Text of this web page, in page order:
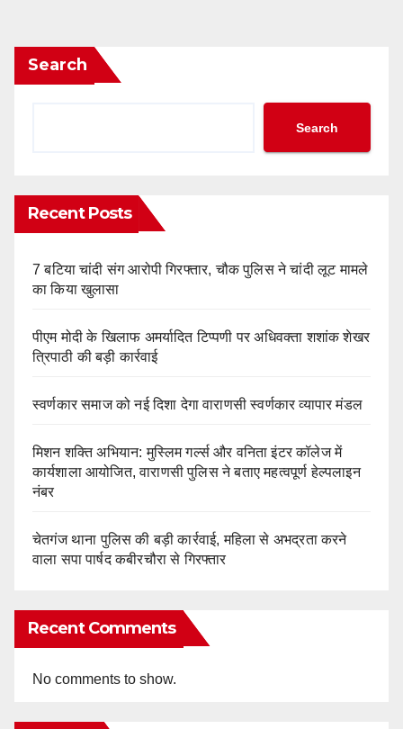
Search
Search
Recent Posts
7 बटिया चांदी संग आरोपी गिरफ्तार, चौक पुलिस ने चांदी लूट मामले
का किया खुलासा
पीएम मोदी के खिलाफ अमर्यादित टिप्पणी पर अधिवक्ता शशांक शेखर
त्रिपाठी की बड़ी कार्रवाई
स्वर्णकार समाज को नई दिशा देगा वाराणसी स्वर्णकार व्यापार मंडल
मिशन शक्ति अभियान: मुस्लिम गर्ल्स और वनिता इंटर कॉलेज में
कार्यशाला आयोजित, वाराणसी पुलिस ने बताए महत्वपूर्ण हेल्पलाइन
नंबर
चेतगंज थाना पुलिस की बड़ी कार्रवाई, महिला से अभद्रता करने
वाला सपा पार्षद कबीरचौरा से गिरफ्तार
Recent Comments
No comments to show.